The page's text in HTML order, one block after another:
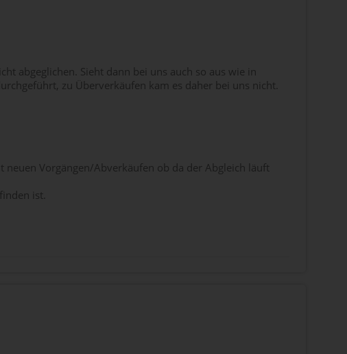
abgeglichen. Sieht dann bei uns auch so aus wie in
zu Überverkäufen kam es daher bei uns nicht.
Vorgängen/Abverkäufen ob da der Abgleich läuft
ist.